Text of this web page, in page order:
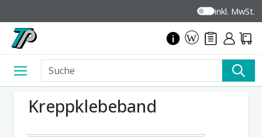
inkl. MwSt.
Kreppklebeband